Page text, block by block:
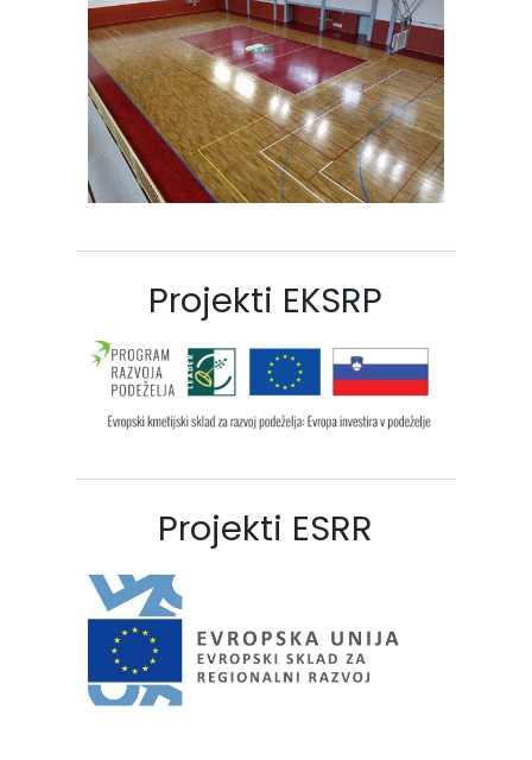
Projekti EKSRP
Projekti ESRR